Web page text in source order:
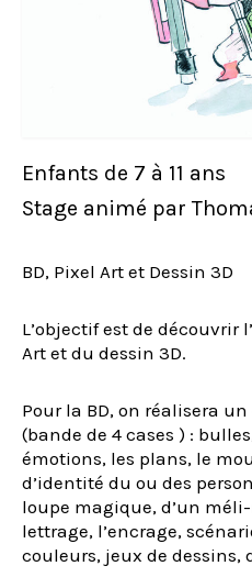
Enfants de 7 à 11 ans
Stage animé par
BD, Pixel Art et Dessin 3D
L’objectif est de découvrir
Art et du dessin 3D.
Pour la BD, on réalisera
(bande de 4 cases ) :
émotions, les plans, le
d’identité du ou des
loupe magique, d’un
lettrage, l’encrage,
couleurs, jeux de dessins,